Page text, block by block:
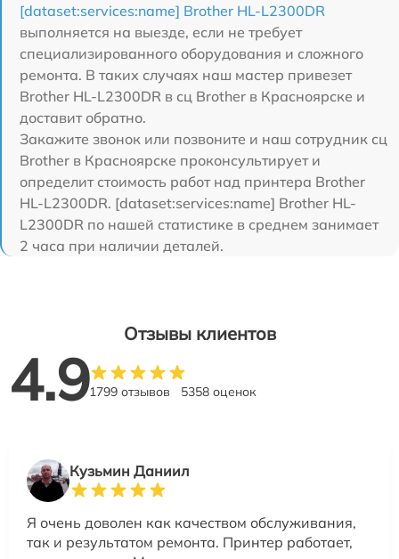
[dataset:services:name] Brother HL-L2300DR
выполняется на выезде, если не требует
специализированного оборудования и сложного
ремонта. В таких случаях наш мастер привезет
Brother HL-L2300DR в сц Brother в Красноярске и
доставит обратно.
Закажите звонок или позвоните и наш сотрудник сц
Brother в Красноярске проконсультирует и
определит стоимость работ над принтера Brother
HL-L2300DR. [dataset:services:name] Brother HL-
L2300DR по нашей статистике в среднем занимает
2 часа при наличии деталей.
Отзывы клиентов
4.91799 отзывов 5358 оценок
Кузьмин Даниил
Я очень доволен как качеством обслуживания,
так и результатом ремонта. Принтер работает,